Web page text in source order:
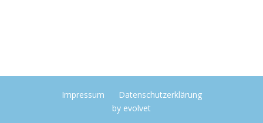
Impressum
Datenschutzerklärung
by evolvet